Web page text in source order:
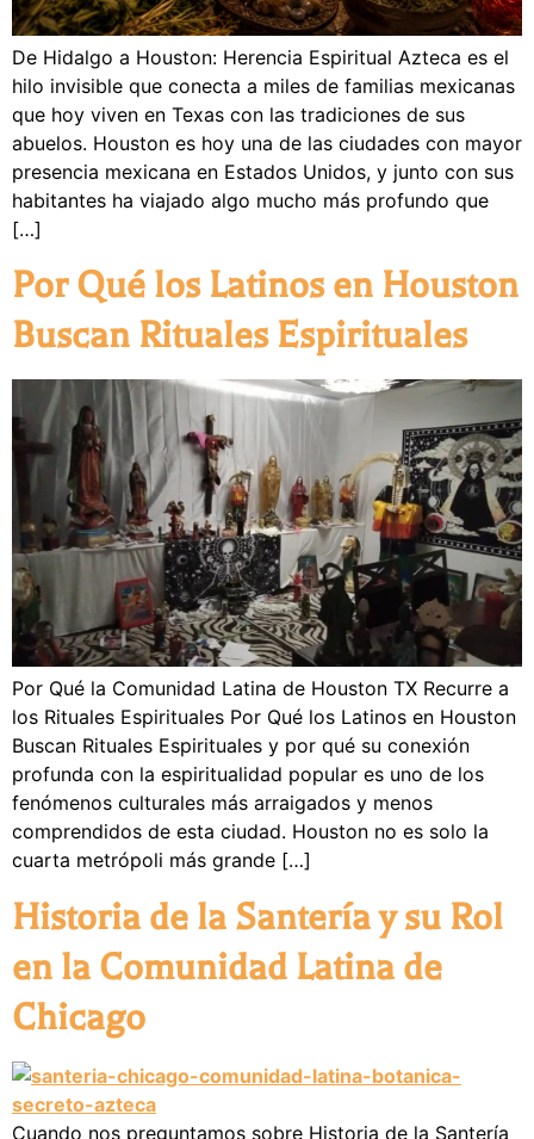
De Hidalgo a Houston: Herencia Espiritual Azteca es el
hilo invisible que conecta a miles de familias mexicanas
que hoy viven en Texas con las tradiciones de sus
abuelos. Houston es hoy una de las ciudades con mayor
presencia mexicana en Estados Unidos, y junto con sus
habitantes ha viajado algo mucho más profundo que
[…]
Por Qué los Latinos en Houston
Buscan Rituales Espirituales
Por Qué la Comunidad Latina de Houston TX Recurre a
los Rituales Espirituales Por Qué los Latinos en Houston
Buscan Rituales Espirituales y por qué su conexión
profunda con la espiritualidad popular es uno de los
fenómenos culturales más arraigados y menos
comprendidos de esta ciudad. Houston no es solo la
cuarta metrópoli más grande […]
Historia de la Santería y su Rol
en la Comunidad Latina de
Chicago
Cuando nos preguntamos sobre Historia de la Santería